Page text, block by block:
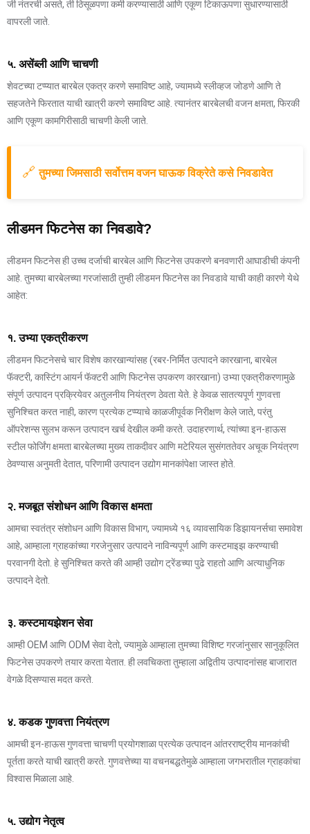
जी नंतरची असते, ती ठिसूळपणा कमी करण्यासाठी आणि एकूण टिकाऊपणा सुधारण्यासाठी
वापरली जाते.
५. असेंब्ली आणि चाचणी
शेवटच्या टप्प्यात बारबेल एकत्र करणे समाविष्ट आहे, ज्यामध्ये स्लीव्हज जोडणे आणि ते
सहजतेने फिरतात याची खात्री करणे समाविष्ट आहे. त्यानंतर बारबेलची वजन क्षमता, फिरकी
आणि एकूण कामगिरीसाठी चाचणी केली जाते.
🔗 तुमच्या जिमसाठी सर्वोत्तम वजन घाऊक विक्रेते कसे निवडावेत
लीडमन फिटनेस का निवडावे?
लीडमन फिटनेस ही उच्च दर्जाची बारबेल आणि फिटनेस उपकरणे बनवणारी आघाडीची कंपनी
आहे. तुमच्या बारबेलच्या गरजांसाठी तुम्ही लीडमन फिटनेस का निवडावे याची काही कारणे येथे
आहेत:
१. उभ्या एकत्रीकरण
लीडमन फिटनेसचे चार विशेष कारखान्यांसह (रबर-निर्मित उत्पादने कारखाना, बारबेल
फॅक्टरी, कास्टिंग आयर्न फॅक्टरी आणि फिटनेस उपकरण कारखाना) उभ्या एकत्रीकरणामुळे
संपूर्ण उत्पादन प्रक्रियेवर अतुलनीय नियंत्रण ठेवता येते. हे केवळ सातत्यपूर्ण गुणवत्ता
सुनिश्चित करत नाही, कारण प्रत्येक टप्प्याचे काळजीपूर्वक निरीक्षण केले जाते, परंतु
ऑपरेशन्स सुलभ करून उत्पादन खर्च देखील कमी करते. उदाहरणार्थ, त्यांच्या इन-हाऊस
स्टील फोर्जिंग क्षमता बारबेलच्या मुख्य ताकदीवर आणि मटेरियल सुसंगततेवर अचूक नियंत्रण
ठेवण्यास अनुमती देतात, परिणामी उत्पादन उद्योग मानकांपेक्षा जास्त होते.
२. मजबूत संशोधन आणि विकास क्षमता
आमचा स्वतंत्र संशोधन आणि विकास विभाग, ज्यामध्ये १६ व्यावसायिक डिझायनर्सचा समावेश
आहे, आम्हाला ग्राहकांच्या गरजेनुसार उत्पादने नाविन्यपूर्ण आणि कस्टमाइझ करण्याची
परवानगी देतो. हे सुनिश्चित करते की आम्ही उद्योग ट्रेंडच्या पुढे राहतो आणि अत्याधुनिक
उत्पादने देतो.
३. कस्टमायझेशन सेवा
आम्ही OEM आणि ODM सेवा देतो, ज्यामुळे आम्हाला तुमच्या विशिष्ट गरजांनुसार सानुकूलित
फिटनेस उपकरणे तयार करता येतात. ही लवचिकता तुम्हाला अद्वितीय उत्पादनांसह बाजारात
वेगळे दिसण्यास मदत करते.
४. कडक गुणवत्ता नियंत्रण
आमची इन-हाऊस गुणवत्ता चाचणी प्रयोगशाळा प्रत्येक उत्पादन आंतरराष्ट्रीय मानकांची
पूर्तता करते याची खात्री करते. गुणवत्तेच्या या वचनबद्धतेमुळे आम्हाला जगभरातील ग्राहकांचा
विश्वास मिळाला आहे.
५. उद्योग नेतृत्व